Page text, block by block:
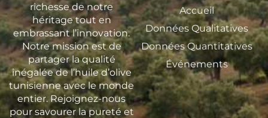
Accueil
Données Qualitatives
Données Quantitatives
Événements
richesse de notre
héritage tout en
embrassant l’innovation.
Notre mission est de
partager la qualité
inégalée de l’huile d’olive
tunisienne avec le monde
entier. Rejoignez-nous
pour savourer la pureté et